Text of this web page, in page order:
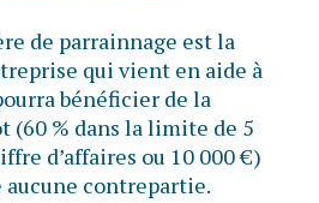
de parrainnage est la
qui vient en aide à
bénéficier de la
(60 % dans la limite de 5
d’affaires ou 10 000 €)
contrepartie.